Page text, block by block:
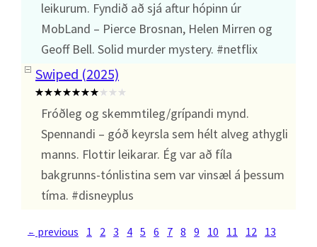
leikurum. Fyndið að sjá aftur hópinn úr
MobLand – Pierce Brosnan, Helen Mirren og
Geoff Bell. Solid murder mystery. #netflix
Swiped (2025)
Fróðleg og skemmtileg/grípandi mynd.
Spennandi – góð keyrsla sem hélt alveg athygli
manns. Flottir leikarar. Ég var að fíla
bakgrunns-tónlistina sem var vinsæl á þessum
tíma. #disneyplus
← previous 1 2 3 4 5 6 7 8 9 10 11 12 13